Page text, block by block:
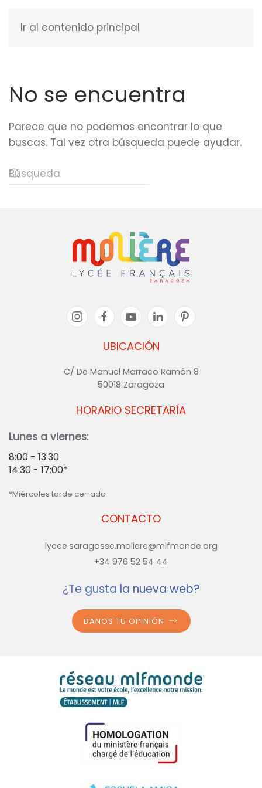
Ir al contenido principal
No se encuentra
Parece que no podemos encontrar lo que
buscas. Tal vez otra búsqueda puede ayudar.
UBICACIÓN
C/ De Manuel Marraco Ramón 8
50018 Zaragoza
CONTACTO
lycee.saragosse.moliere@mlfmonde.org
+34 976 52 54 44
HORARIO SECRETARÍA
Lunes a viernes:
8:00 - 13:30
14:30 - 17:00*
*Miércoles tarde cerrado
¿Te gusta la nueva web?
DANOS TU OPINIÓN